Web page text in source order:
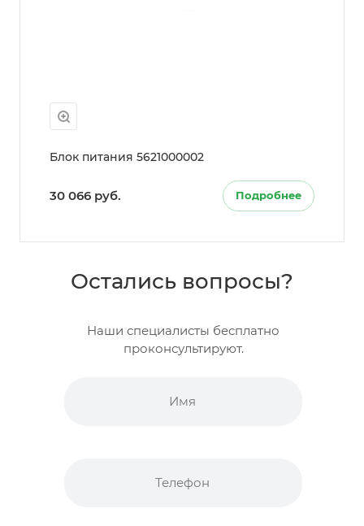
Блок питания 5621000002
30 066 руб. Подробнее
Остались вопросы?
Наши специалисты бесплатно
проконсультируют.